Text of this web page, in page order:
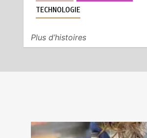
premier remède
6 heures
TECHNOLOGIE
Plus d’histoires